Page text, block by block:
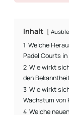
Inhalt
1 Welche
Padel Courts in
2 Wie wirkt
den
3 Wie wirkt
Wachstum von
4 Welche